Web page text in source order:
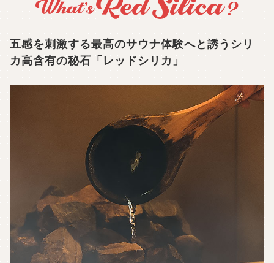
五感を刺激する最高のサウナ体験へと誘う シリ
カ高含有の秘石「レッドシリカ」